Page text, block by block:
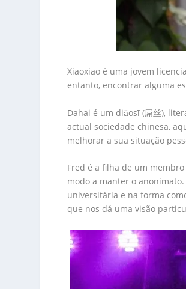
Xiaoxiao é uma jovem
entanto, encontrar alguma
Dahai é um diǎosī (屌丝),
actual sociedade chinesa,
melhorar a sua situação
Fred é a filha de um
modo a manter o
universitária e na forma
que nos dá uma visão